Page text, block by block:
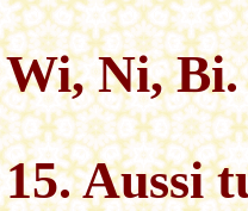
Wi, Ni, Bi.
15. Aussi